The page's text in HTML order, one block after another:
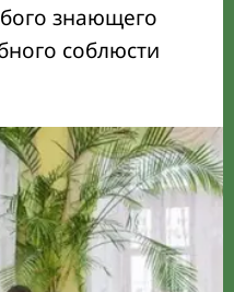
знающего
соблюсти